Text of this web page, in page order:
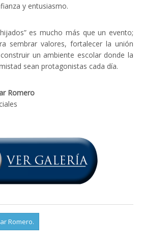
y entusiasmo.
es mucho más que un evento;
sembrar valores, fortalecer la unión
un ambiente escolar donde la
sean protagonistas cada día.
Romero
Romero.